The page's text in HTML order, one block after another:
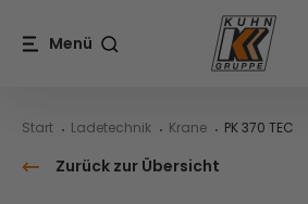
Menü
Start Ladetechnik Krane PK 370 TEC
Zurück zur Übersicht